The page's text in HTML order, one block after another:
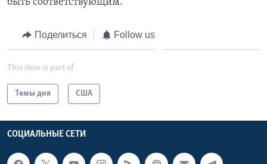
Поделиться Follow us
This item is part of
Темы дня США
СОЦИАЛЬНЫЕ СЕТИ